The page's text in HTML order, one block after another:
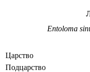
Entoloma
Царство
Подцарство